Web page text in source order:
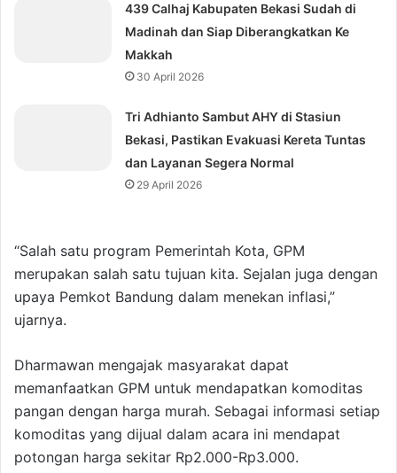
439 Calhaj Kabupaten Bekasi Sudah di
Madinah dan Siap Diberangkatkan Ke
Makkah
30 April 2026
Tri Adhianto Sambut AHY di Stasiun
Bekasi, Pastikan Evakuasi Kereta Tuntas
dan Layanan Segera Normal
29 April 2026
“Salah satu program Pemerintah Kota, GPM
merupakan salah satu tujuan kita. Sejalan juga dengan
upaya Pemkot Bandung dalam menekan inflasi,”
ujarnya.
Dharmawan mengajak masyarakat dapat
memanfaatkan GPM untuk mendapatkan komoditas
pangan dengan harga murah. Sebagai informasi setiap
komoditas yang dijual dalam acara ini mendapat
potongan harga sekitar Rp2.000-Rp3.000.